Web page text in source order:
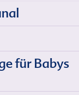
für Babys